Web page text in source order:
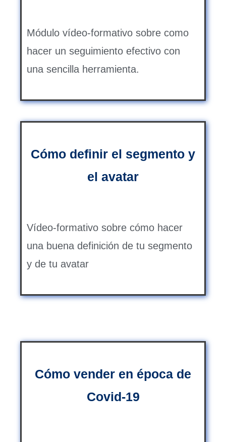
Módulo vídeo-formativo sobre como
hacer un seguimiento efectivo con
una sencilla herramienta.
Cómo definir el segmento y
el avatar
Vídeo-formativo sobre cómo hacer
una buena definición de tu segmento
y de tu avatar
Cómo vender en época de
Covid-19